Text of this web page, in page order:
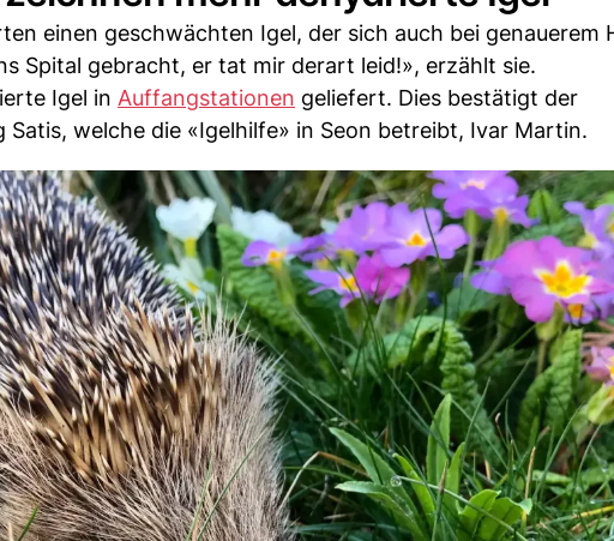
einen geschwächten Igel, der sich auch bei genauerem
Spital gebracht, er tat mir derart leid!», erzählt sie.
Igel in Auffangstationen geliefert. Dies bestätigt der
welche die «Igelhilfe» in Seon betreibt, Ivar Martin.